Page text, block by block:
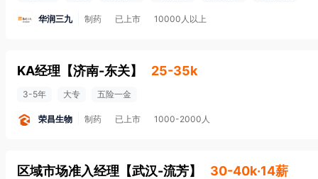
华润三九 制药 已上市 10000人以上
KA经理 【济南-东关】 25-35k
3-5年 大专 五险一金
荣昌生物 制药 已上市 1000-2000人
区域市场准入经理 【武汉-流芳】 30-40k·14薪